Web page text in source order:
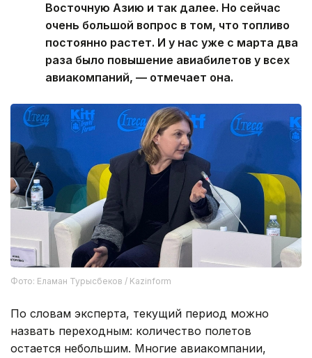
Восточную Азию и так далее. Но сейчас
очень большой вопрос в том, что топливо
постоянно растет. И у нас уже с марта два
раза было повышение авиабилетов у всех
авиакомпаний, — отмечает она.
Фото: Еламан Турысбеков / Kazinform
По словам эксперта, текущий период можно
назвать переходным: количество полетов
остается небольшим. Многие авиакомпании,